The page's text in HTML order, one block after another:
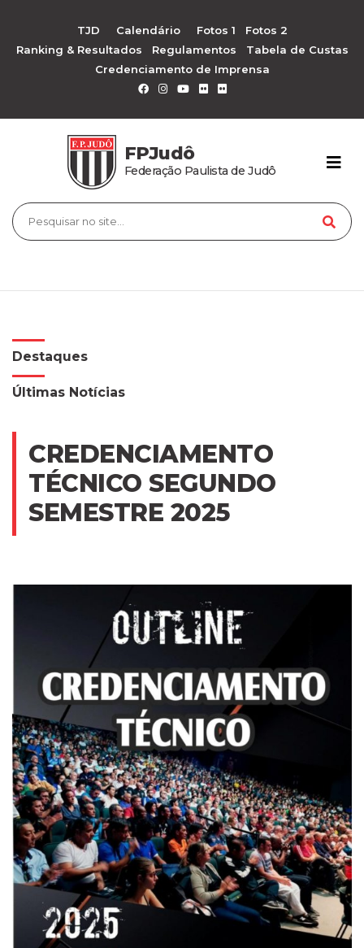
TJD Calendário Fotos 1
Fotos 2
Ranking & Resultados
Regulamentos
Tabela de Custas
Credenciamento de Imprensa
FPJudô
Federação Paulista de Judô
Destaques
Últimas Notícias
CREDENCIAMENTO
TÉCNICO SEGUNDO
SEMESTRE 2025